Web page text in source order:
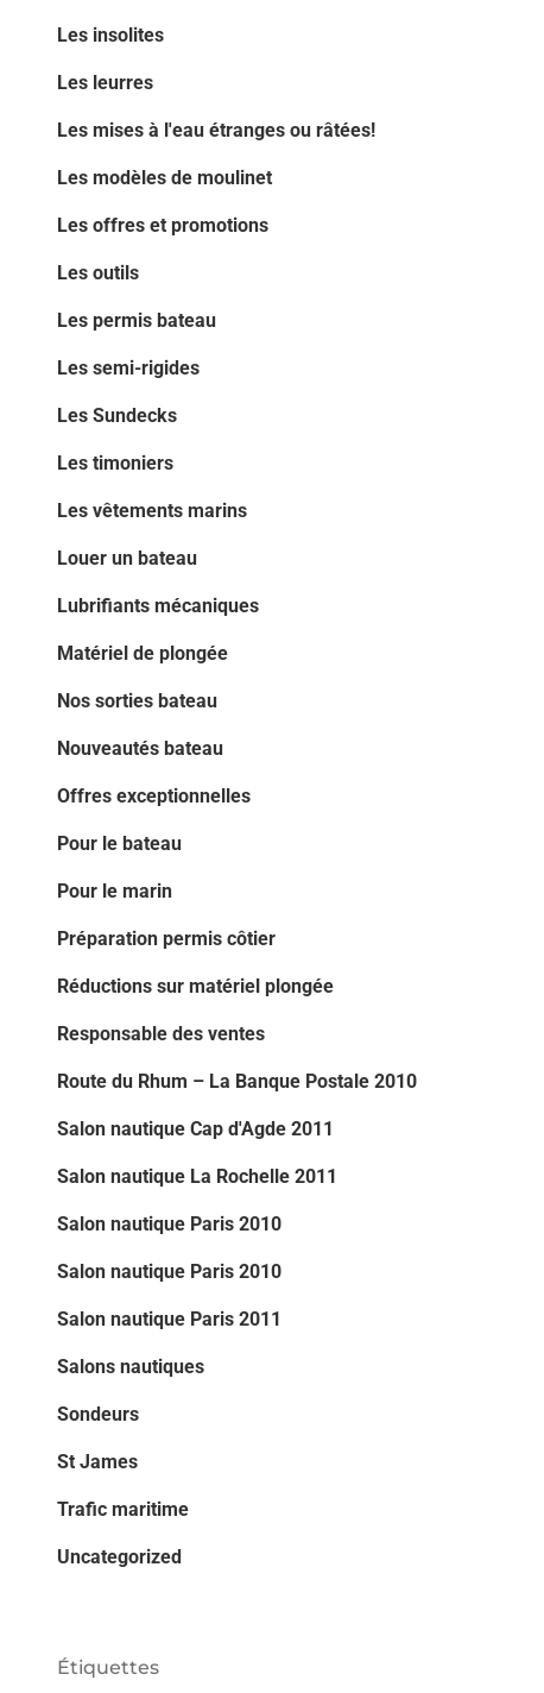
Les insolites
Les leurres
Les mises à l'eau étranges ou râtées!
Les modèles de moulinet
Les offres et promotions
Les outils
Les permis bateau
Les semi-rigides
Les Sundecks
Les timoniers
Les vêtements marins
Louer un bateau
Lubrifiants mécaniques
Matériel de plongée
Nos sorties bateau
Nouveautés bateau
Offres exceptionnelles
Pour le bateau
Pour le marin
Préparation permis côtier
Réductions sur matériel plongée
Responsable des ventes
Route du Rhum – La Banque Postale 2010
Salon nautique Cap d'Agde 2011
Salon nautique La Rochelle 2011
Salon nautique Paris 2010
Salon nautique Paris 2010
Salon nautique Paris 2011
Salons nautiques
Sondeurs
St James
Trafic maritime
Uncategorized
Étiquettes